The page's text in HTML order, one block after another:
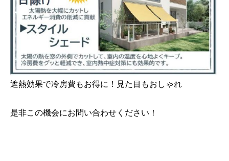
遮熱効果で冷房費もお得に！見た目もおしゃれ
是非この機会にお問い合わせください！